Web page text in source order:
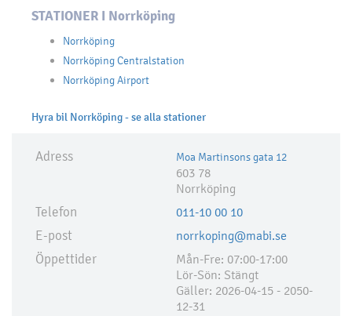
STATIONER I Norrköping
Norrköping
Norrköping Centralstation
Norrköping Airport
Hyra bil Norrköping - se alla stationer
Adress Moa Martinsons gata 12
603 78
Norrköping
Telefon 011-10 00 10
E-post norrkoping@mabi.se
Öppettider
Mån-Fre: 07:00-17:00
Lör-Sön: Stängt
Gäller: 2026-04-15 - 2050-
12-31